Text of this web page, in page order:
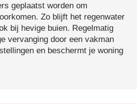
geplaatst worden om
Zo blijft het regenwater
bij hevige buien. Regelmatig
vervanging door een vakman
en beschermt je woning